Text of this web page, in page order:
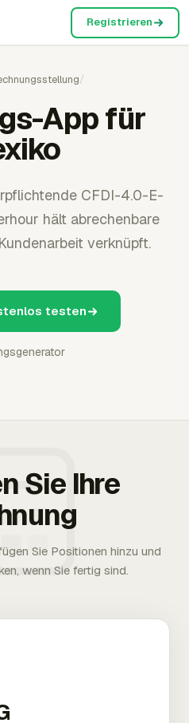
Registrieren
/
App für
CFDI-4.0-E-
hält abrechenbare
verknüpft.
testen
Sie Ihre
Sie Positionen hinzu und
wenn Sie fertig sind.